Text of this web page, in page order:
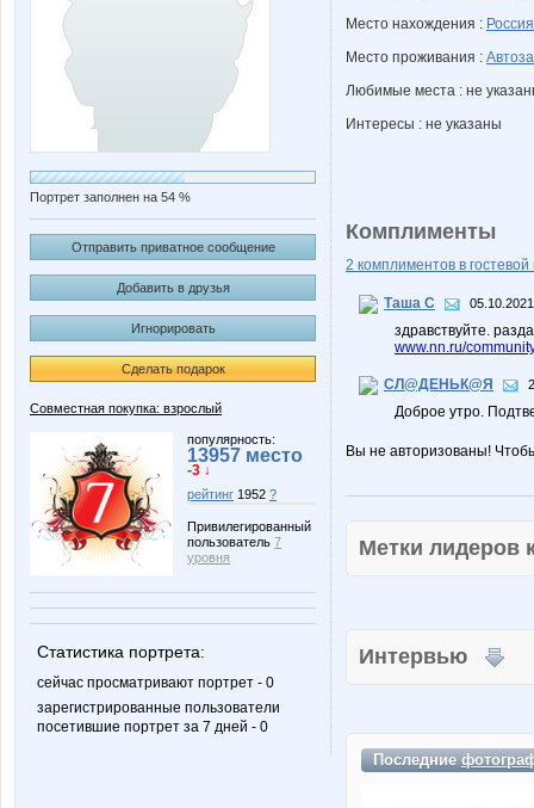
Портрет заполнен на 54 %
Отправить приватное сообщение
Добавить в друзья
Игнорировать
Сделать подарок
Совместная покупка: взрослый
популярность:
13957 место
-3 ↓
рейтинг 1952 ?
Привилегированный
пользователь 7
уровня
Статистика портрета:
сейчас просматривают портрет - 0
зарегистрированные пользователи
посетившие портрет за 7 дней - 0
Место нахождения : Россия
Место проживания :
Любимые места : не
Интересы : не указаны
Комплименты
2 комплиментов в гостевой
Таша С
здравствуйте.
www.nn.ru/
СЛ@ДЕНЬК@Я
Доброе утро.
Вы не авторизованы!
Метки
Интервью
Последние